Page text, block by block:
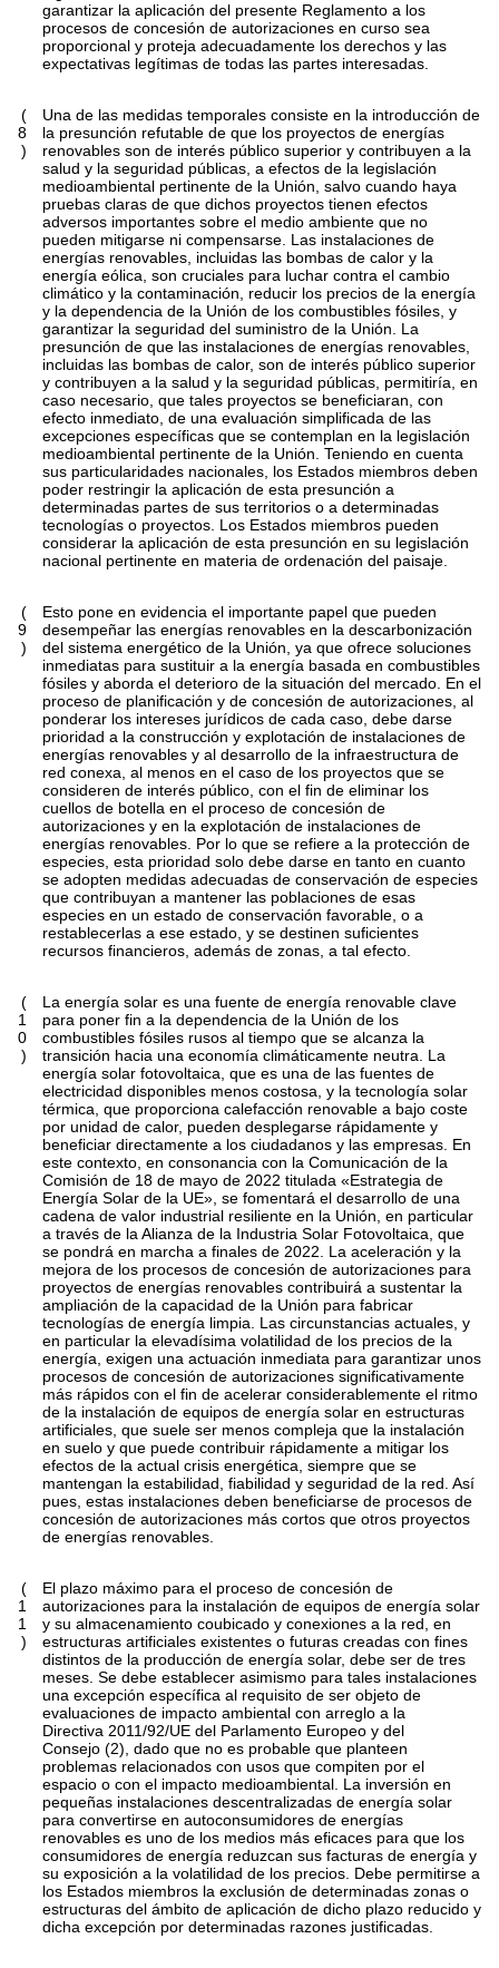
garantizar la aplicación del presente Reglamento a los
procesos de concesión de autorizaciones en curso sea
proporcional y proteja adecuadamente los derechos y las
expectativas legítimas de todas las partes interesadas.
(
8
)
Una de las medidas temporales consiste en la introducción de
la presunción refutable de que los proyectos de energías
renovables son de interés público superior y contribuyen a la
salud y la seguridad públicas, a efectos de la legislación
medioambiental pertinente de la Unión, salvo cuando haya
pruebas claras de que dichos proyectos tienen efectos
adversos importantes sobre el medio ambiente que no
pueden mitigarse ni compensarse. Las instalaciones de
energías renovables, incluidas las bombas de calor y la
energía eólica, son cruciales para luchar contra el cambio
climático y la contaminación, reducir los precios de la energía
y la dependencia de la Unión de los combustibles fósiles, y
garantizar la seguridad del suministro de la Unión. La
presunción de que las instalaciones de energías renovables,
incluidas las bombas de calor, son de interés público superior
y contribuyen a la salud y la seguridad públicas, permitiría, en
caso necesario, que tales proyectos se beneficiaran, con
efecto inmediato, de una evaluación simplificada de las
excepciones específicas que se contemplan en la legislación
medioambiental pertinente de la Unión. Teniendo en cuenta
sus particularidades nacionales, los Estados miembros deben
poder restringir la aplicación de esta presunción a
determinadas partes de sus territorios o a determinadas
tecnologías o proyectos. Los Estados miembros pueden
considerar la aplicación de esta presunción en su legislación
nacional pertinente en materia de ordenación del paisaje.
(
9
)
Esto pone en evidencia el importante papel que pueden
desempeñar las energías renovables en la descarbonización
del sistema energético de la Unión, ya que ofrece soluciones
inmediatas para sustituir a la energía basada en combustibles
fósiles y aborda el deterioro de la situación del mercado. En el
proceso de planificación y de concesión de autorizaciones, al
ponderar los intereses jurídicos de cada caso, debe darse
prioridad a la construcción y explotación de instalaciones de
energías renovables y al desarrollo de la infraestructura de
red conexa, al menos en el caso de los proyectos que se
consideren de interés público, con el fin de eliminar los
cuellos de botella en el proceso de concesión de
autorizaciones y en la explotación de instalaciones de
energías renovables. Por lo que se refiere a la protección de
especies, esta prioridad solo debe darse en tanto en cuanto
se adopten medidas adecuadas de conservación de especies
que contribuyan a mantener las poblaciones de esas
especies en un estado de conservación favorable, o a
restablecerlas a ese estado, y se destinen suficientes
recursos financieros, además de zonas, a tal efecto.
(
1
0
)
La energía solar es una fuente de energía renovable clave
para poner fin a la dependencia de la Unión de los
combustibles fósiles rusos al tiempo que se alcanza la
transición hacia una economía climáticamente neutra. La
energía solar fotovoltaica, que es una de las fuentes de
electricidad disponibles menos costosa, y la tecnología solar
térmica, que proporciona calefacción renovable a bajo coste
por unidad de calor, pueden desplegarse rápidamente y
beneficiar directamente a los ciudadanos y las empresas. En
este contexto, en consonancia con la Comunicación de la
Comisión de 18 de mayo de 2022 titulada «Estrategia de
Energía Solar de la UE», se fomentará el desarrollo de una
cadena de valor industrial resiliente en la Unión, en particular
a través de la Alianza de la Industria Solar Fotovoltaica, que
se pondrá en marcha a finales de 2022. La aceleración y la
mejora de los procesos de concesión de autorizaciones para
proyectos de energías renovables contribuirá a sustentar la
ampliación de la capacidad de la Unión para fabricar
tecnologías de energía limpia. Las circunstancias actuales, y
en particular la elevadísima volatilidad de los precios de la
energía, exigen una actuación inmediata para garantizar unos
procesos de concesión de autorizaciones significativamente
más rápidos con el fin de acelerar considerablemente el ritmo
de la instalación de equipos de energía solar en estructuras
artificiales, que suele ser menos compleja que la instalación
en suelo y que puede contribuir rápidamente a mitigar los
efectos de la actual crisis energética, siempre que se
mantengan la estabilidad, fiabilidad y seguridad de la red. Así
pues, estas instalaciones deben beneficiarse de procesos de
concesión de autorizaciones más cortos que otros proyectos
de energías renovables.
(
1
1
)
El plazo máximo para el proceso de concesión de
autorizaciones para la instalación de equipos de energía solar
y su almacenamiento coubicado y conexiones a la red, en
estructuras artificiales existentes o futuras creadas con fines
distintos de la producción de energía solar, debe ser de tres
meses. Se debe establecer asimismo para tales instalaciones
una excepción específica al requisito de ser objeto de
evaluaciones de impacto ambiental con arreglo a la
Directiva 2011/92/UE del Parlamento Europeo y del
Consejo(2), dado que no es probable que planteen
problemas relacionados con usos que compiten por el
espacio o con el impacto medioambiental. La inversión en
pequeñas instalaciones descentralizadas de energía solar
para convertirse en autoconsumidores de energías
renovables es uno de los medios más eficaces para que los
consumidores de energía reduzcan sus facturas de energía y
su exposición a la volatilidad de los precios. Debe permitirse a
los Estados miembros la exclusión de determinadas zonas o
estructuras del ámbito de aplicación de dicho plazo reducido y
dicha excepción por determinadas razones justificadas.